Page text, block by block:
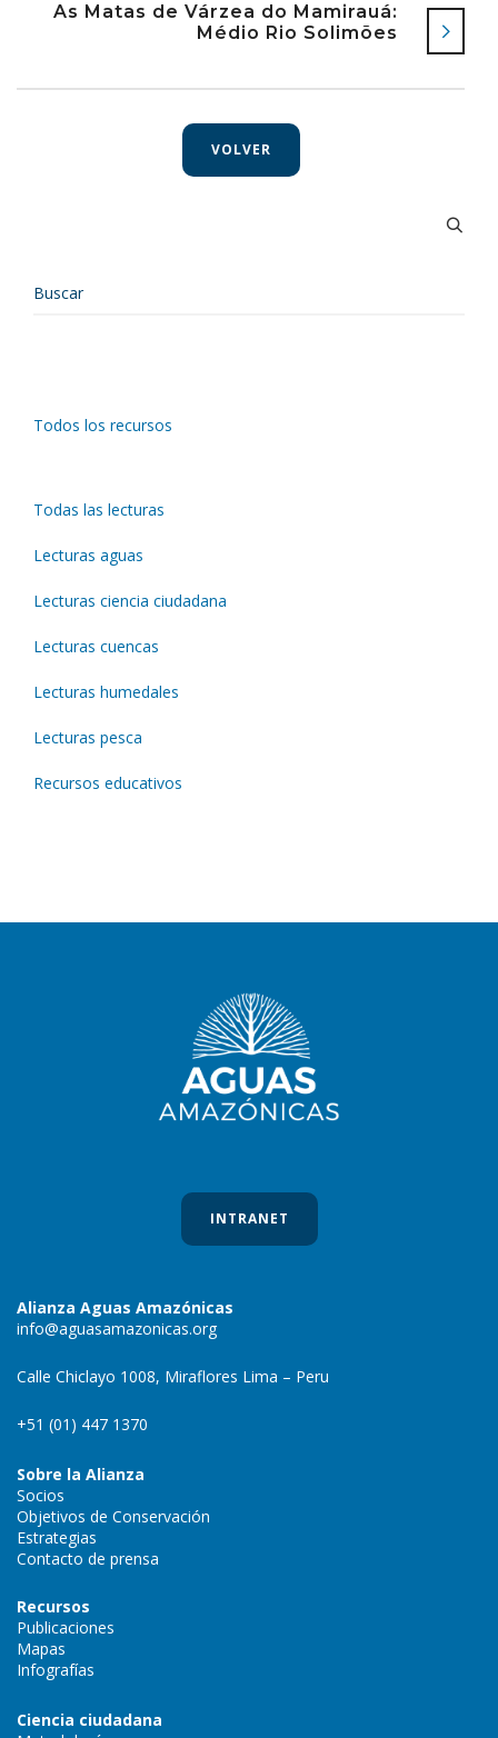
As Matas de Várzea do Mamirauá:
Médio Rio Solimões
VOLVER
Todos los recursos
Todas las lecturas
Lecturas aguas
Lecturas ciencia ciudadana
Lecturas cuencas
Lecturas humedales
Lecturas pesca
Recursos educativos
INTRANET
Alianza Aguas Amazónicas
info@aguasamazonicas.org
Calle Chiclayo 1008, Miraflores Lima – Peru
+51 (01) 447 1370
Sobre la Alianza
Socios
Objetivos de Conservación
Estrategias
Contacto de prensa
Recursos
Publicaciones
Mapas
Infografías
Ciencia ciudadana